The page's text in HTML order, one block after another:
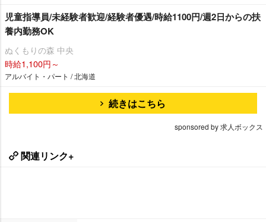
児童指導員/未経験者歓迎/経験者優遇/時給1100円/週2日からの扶
養内勤務OK
ぬくもりの森 中央
時給1,100円～
アルバイト・パート / 北海道
続きはこちら
sponsored by 求人ボックス
関連リンク+